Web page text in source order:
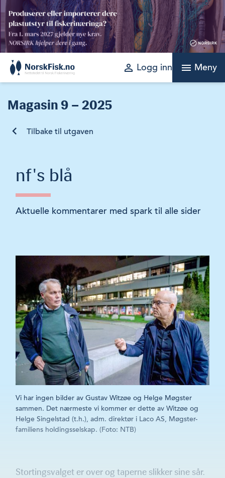
Skip
content
perm_identity Logg inn menu Meny
Magasin 9 – 2025
Tilbake til utgaven
nf's blå
Aktuelle kommentarer med spark til alle sider
Vi har ingen bilder av Gustav Witzøe og Helge Møgster
sammen. Det nærmeste vi kommer er dette av Witzøe og
Helge Singelstad (t.h.), adm. direktør i Laco AS, Møgster-
familiens holdingsselskap. (Foto: NTB)
Stortingsvalget er over og taperne slikker sine sår.